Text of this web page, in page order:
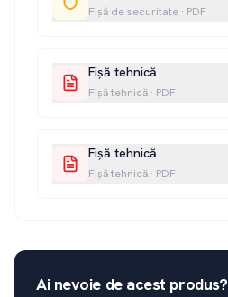
Fișă de securitate · PDF
Fișă tehnică
Fișă tehnică · PDF
Fișă tehnică
Fișă tehnică · PDF
Ai nevoie de acest produs?